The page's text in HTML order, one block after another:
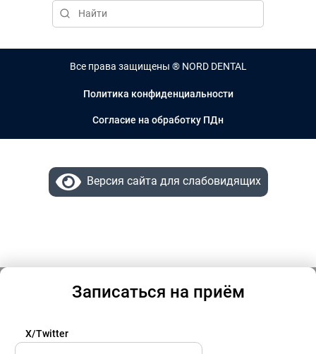
Все права защищены ® NORD DENTAL
Политика конфиденциальности
Согласие на обработку ПДн
Версия сайта для слабовидящих
Записаться на приём
X/Twitter